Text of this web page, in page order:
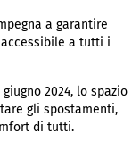
a garantire
accessibile a tutti i
2024, lo spazio
gli spostamenti,
di tutti.